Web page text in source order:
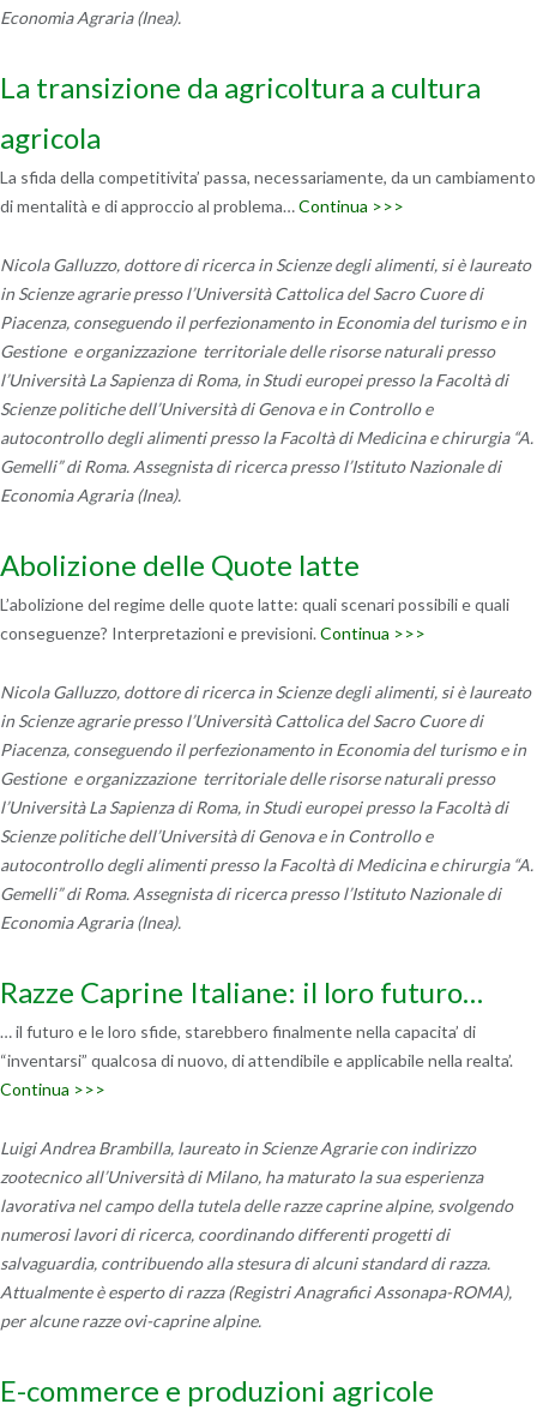
Economia Agraria (Inea).
La transizione da agricoltura a cultura
agricola
La sfida della competitivita’ passa, necessariamente, da un cambiamento
di mentalità e di approccio al problema…Continua >>>
Nicola Galluzzo, dottore di ricerca in Scienze degli alimenti, si è laureato
in Scienze agrarie presso l’Università Cattolica del Sacro Cuore di
Piacenza, conseguendo il perfezionamento in Economia del turismo e in
Gestione e organizzazione territoriale delle risorse naturali presso
l’Università La Sapienza di Roma, in Studi europei presso la Facoltà di
Scienze politiche dell’Università di Genova e in Controllo e
autocontrollo degli alimenti presso la Facoltà di Medicina e chirurgia “A.
Gemelli” di Roma. Assegnista di ricerca presso l’Istituto Nazionale di
Economia Agraria (Inea).
Abolizione delle Quote latte
L’abolizione del regime delle quote latte: quali scenari possibili e quali
conseguenze? Interpretazioni e previsioni. Continua >>>
Nicola Galluzzo, dottore di ricerca in Scienze degli alimenti, si è laureato
in Scienze agrarie presso l’Università Cattolica del Sacro Cuore di
Piacenza, conseguendo il perfezionamento in Economia del turismo e in
Gestione e organizzazione territoriale delle risorse naturali presso
l’Università La Sapienza di Roma, in Studi europei presso la Facoltà di
Scienze politiche dell’Università di Genova e in Controllo e
autocontrollo degli alimenti presso la Facoltà di Medicina e chirurgia “A.
Gemelli” di Roma. Assegnista di ricerca presso l’Istituto Nazionale di
Economia Agraria (Inea).
Razze Caprine Italiane: il loro futuro…
… il futuro e le loro sfide, starebbero finalmente nella capacita’ di
“inventarsi” qualcosa di nuovo, di attendibile e applicabile nella realta’.
Continua >>>
Luigi Andrea Brambilla, laureato in Scienze Agrarie con indirizzo
zootecnico all’Università di Milano, ha maturato la sua esperienza
lavorativa nel campo della tutela delle razze caprine alpine, svolgendo
numerosi lavori di ricerca, coordinando differenti progetti di
salvaguardia, contribuendo alla stesura di alcuni standard di razza.
Attualmente è esperto di razza (Registri Anagrafici Assonapa-ROMA),
per alcune razze ovi-caprine alpine.
E-commerce e produzioni agricole